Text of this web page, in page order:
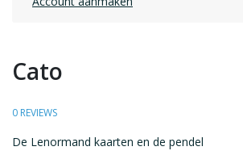
Cato
0 REVIEWS
De Lenormand kaarten en de pendel